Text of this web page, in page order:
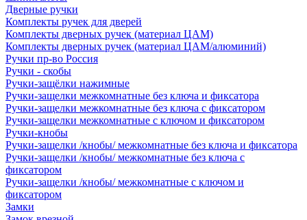
Дверные ручки
Комплекты ручек для дверей
Комплекты дверных ручек (материал ЦАМ)
Комплекты дверных ручек (материал ЦАМ/алюминий)
Ручки пр-во Россия
Ручки - скобы
Ручки-защёлки нажимные
Ручки-защелки межкомнатные без ключа и фиксатора
Ручки-защелки межкомнатные без ключа с фиксатором
Ручки-защелки межкомнатные с ключом и фиксатором
Ручки-кнобы
Ручки-защелки /кнобы/ межкомнатные без ключа и фиксатора
Ручки-защелки /кнобы/ межкомнатные без ключа с
фиксатором
Ручки-защелки /кнобы/ межкомнатные с ключом и
фиксатором
Замки